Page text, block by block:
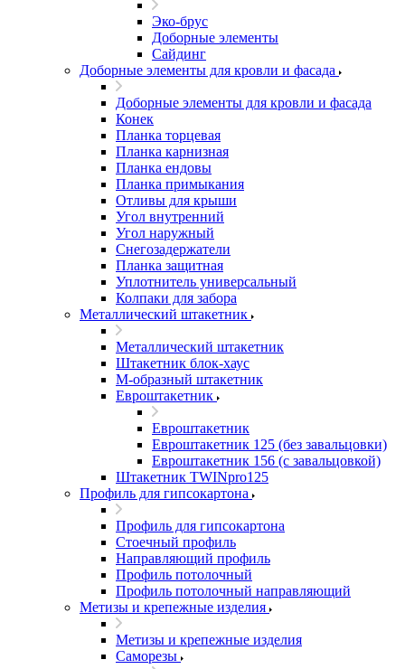
Эко-брус
Доборные элементы
Сайдинг
Доборные элементы для кровли и фасада
Доборные элементы для кровли и фасада
Конек
Планка торцевая
Планка карнизная
Планка ендовы
Планка примыкания
Отливы для крыши
Угол внутренний
Угол наружный
Снегозадержатели
Планка защитная
Уплотнитель универсальный
Колпаки для забора
Металлический штакетник
Металлический штакетник
Штакетник блок-хаус
М-образный штакетник
Евроштакетник
Евроштакетник
Евроштакетник 125 (без завальцовки)
Евроштакетник 156 (с завальцовкой)
Штакетник TWINpro125
Профиль для гипсокартона
Профиль для гипсокартона
Стоечный профиль
Направляющий профиль
Профиль потолочный
Профиль потолочный направляющий
Метизы и крепежные изделия
Метизы и крепежные изделия
Саморезы